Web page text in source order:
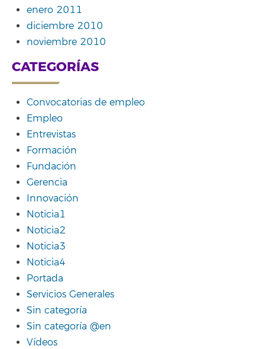
enero 2011
diciembre 2010
noviembre 2010
CATEGORÍAS
Convocatorias de empleo
Empleo
Entrevistas
Formación
Fundación
Gerencia
Innovación
Noticia1
Noticia2
Noticia3
Noticia4
Portada
Servicios Generales
Sin categoría
Sin categoría @en
Vídeos